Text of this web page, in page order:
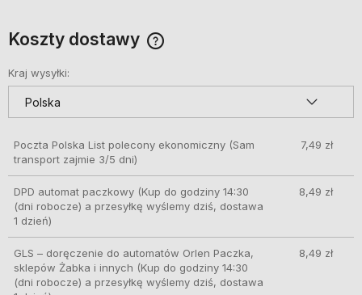
Koszty dostawy
Kraj wysyłki:
Poczta Polska List polecony ekonomiczny (Sam
transport zajmie 3/5 dni)
7,49 zł
DPD automat paczkowy(Kup do godziny 14:30
(dni robocze) a przesyłkę wyślemy dziś, dostawa
1 dzień)
8,49 zł
GLS – doręczenie do automatów Orlen Paczka,
sklepów Żabka i innych (Kup do godziny 14:30
(dni robocze) a przesyłkę wyślemy dziś, dostawa
8,49 zł